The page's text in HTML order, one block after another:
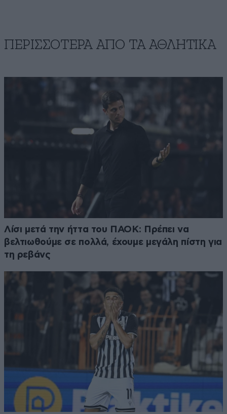
ΠΕΡΙΣΣΟΤΕΡΑ ΑΠΟ ΤA ΑΘΛΗΤΙΚΑ
Λίσι μετά την ήττα του ΠΑΟΚ: Πρέπει να
βελτιωθούμε σε πολλά, έχουμε μεγάλη πίστη για
τη ρεβάνς